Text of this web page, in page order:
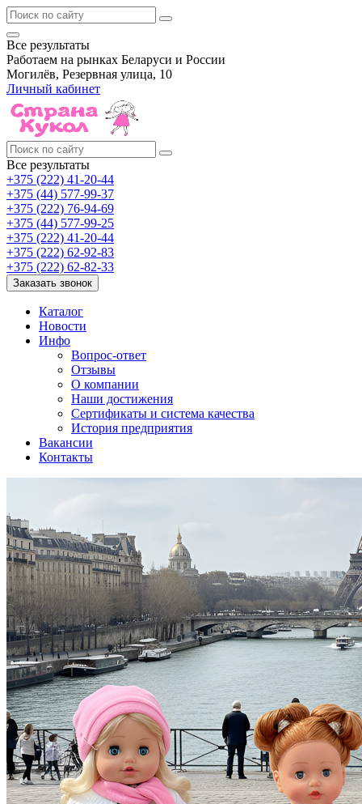
Все результаты
Работаем на рынках Беларуси и России
Могилёв, Резервная улица, 10
Личный кабинет
Все результаты
+375 (222) 41-20-44
+375 (44) 577-99-37
+375 (222) 76-94-69
+375 (44) 577-99-25
+375 (222) 41-20-44
+375 (222) 62-92-83
+375 (222) 62-82-33
Заказать звонок
Каталог
Новости
Инфо
Вопрос-ответ
Отзывы
О компании
Наши достижения
Сертификаты и система качества
История предприятия
Вакансии
Контакты